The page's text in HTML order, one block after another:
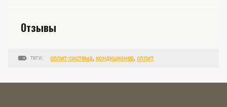
Отзывы
теги: сплит-система, кондиционер,сплит